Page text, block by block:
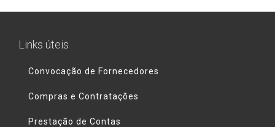
Links úteis
Convocação de Fornecedores
Compras e Contratações
Prestação de Contas